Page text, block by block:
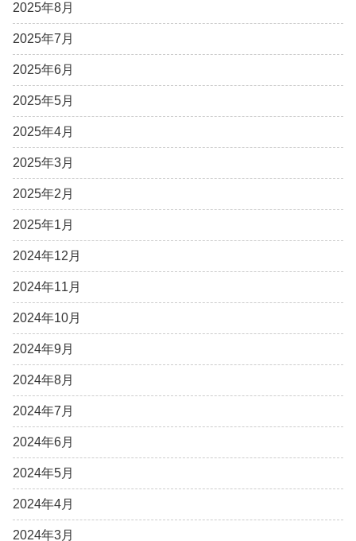
2025年8月
2025年7月
2025年6月
2025年5月
2025年4月
2025年3月
2025年2月
2025年1月
2024年12月
2024年11月
2024年10月
2024年9月
2024年8月
2024年7月
2024年6月
2024年5月
2024年4月
2024年3月